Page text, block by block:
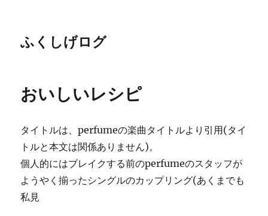
ふくしげログ
おいしいレシピ
タイトルは、perfumeの楽曲タイトルより引用(タイ
トルと本文は関係ありません)。
個人的にはブレイクする前のperfumeのスタッフが
ようやく揃ったシングルのカップリング(あくまでも
私見